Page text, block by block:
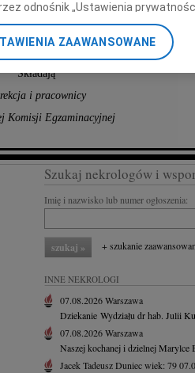
Taty
Składają
i pracownicy
Komisji Egzaminacyjnej
Szukaj nekrologów i
Imię i nazwisko lub numer ogłoszenia:
+ szukanie
INNE NEKROLOGI
07.08.2026Warszawa
Dziekanie Wydziału dr hab. Julii
07.08.2026Warszawa
Naszej kochanej i dzielnej Marylce
Jacek Tadeusz Duniecwiek: 79
odnośnik „Ustawienia
Zmiana ustawień plików cookie
Agora S.A. możemy przetwarzać
Aktywne skanowanie
na urządzeniu lub dostęp do nich.
usług.
ZAAWANSOWANE